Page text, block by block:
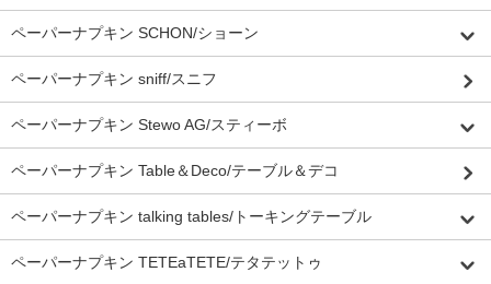
ペーパーナプキン SCHON/ショーン
ペーパーナプキン sniff/スニフ
ペーパーナプキン Stewo AG/スティーボ
ペーパーナプキン Table＆Deco/テーブル＆デコ
ペーパーナプキン talking tables/トーキングテーブル
ペーパーナプキン TETEaTETE/テタテットゥ